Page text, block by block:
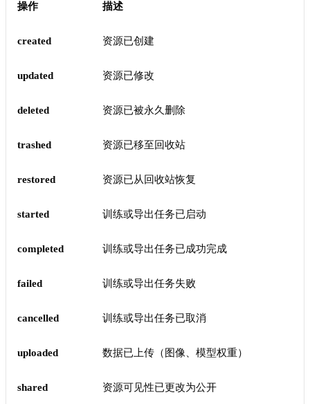
操作 描述
created 资源已创建
updated 资源已修改
deleted 资源已被永久删除
trashed 资源已移至回收站
restored 资源已从回收站恢复
started 训练或导出任务已启动
completed 训练或导出任务已成功完成
failed 训练或导出任务失败
cancelled 训练或导出任务已取消
uploaded 数据已上传（图像、模型权重）
shared 资源可见性已更改为公开